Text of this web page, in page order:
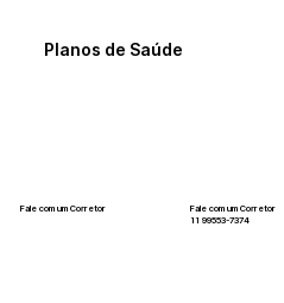
Planos de Saúde
Fale com um Corretor
Fale com um Corretor
11 99553-7374